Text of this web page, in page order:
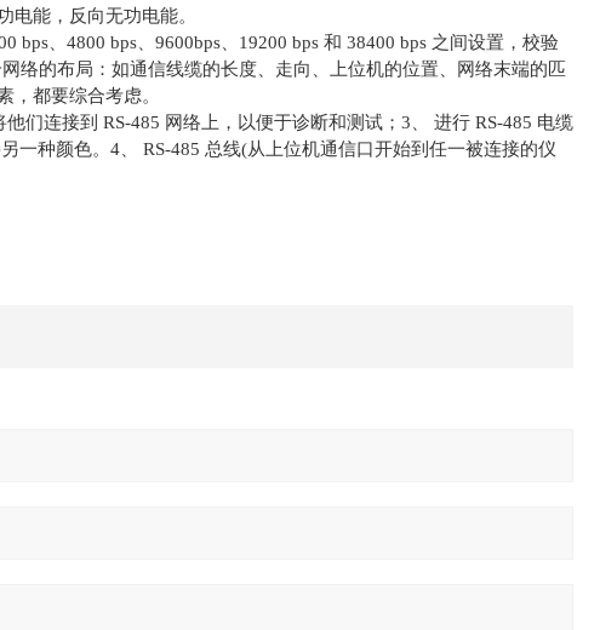
能，反向无功电能。
bps、4800 bps、9600bps、19200 bps 和 38400 bps 之间设置，校验
络的布局：如通信线缆的长度、走向、上位机的位置、网络末端的匹
，都要综合考虑。
们连接到 RS-485 网络上，以便于诊断和测试；3、 进行 RS-485 电缆
一种颜色。4、 RS-485 总线(从上位机通信口开始到任一被连接的仪